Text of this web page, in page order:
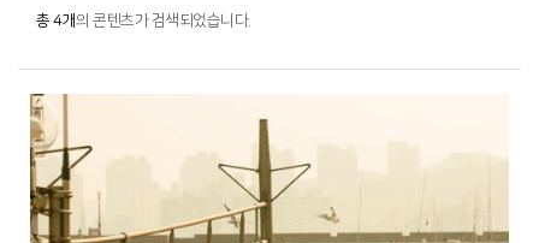
총 4개의 콘텐츠가 검색되었습니다.